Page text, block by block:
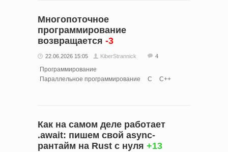
Многопоточное
программирование
возвращается -3
22.06.2026 15:05 KiberStrannick 4
Программирование
Параллельное программирование
C C++
Как на самом деле работает
.await: пишем свой async-
рантайм на Rust с нуля +13